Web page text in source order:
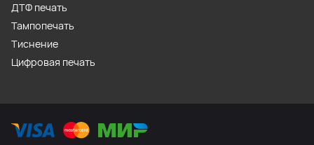
ДТФ печать
Тампопечать
Тиснение
Цифровая печать